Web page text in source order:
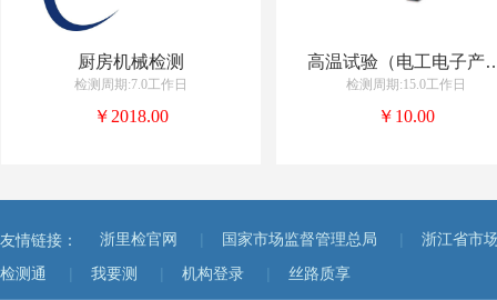
厨房机械检测
检测周期:7.0工作日
￥2018.00
高温试验（
检测周期:15.0工作日
￥10.00
友情链接： 浙里检官网 国家市场监督管理总局 浙江省市
检测通 我要测 机构登录 丝路质享